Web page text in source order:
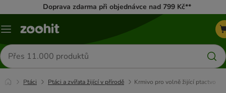
Doprava zdarma při objednávce nad 799 Kč**
Menu
Hledat
produkty
Ptáci Ptáci a zvířata žijící v přírodě Krmivo pro volně žijící ptactvo